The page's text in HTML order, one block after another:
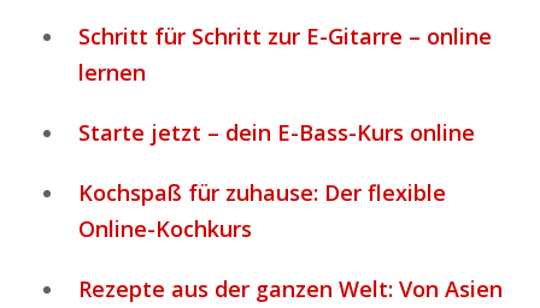
Schritt für Schritt zur E-Gitarre – online
lernen
Starte jetzt – dein E-Bass-Kurs online
Kochspaß für zuhause: Der flexible
Online-Kochkurs
Rezepte aus der ganzen Welt: Von Asien